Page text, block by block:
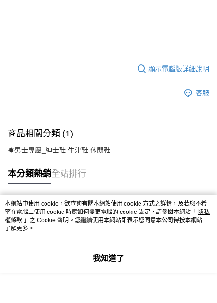
顯示電腦版詳細說明
客服
商品相關分類 (1)
☀︎男士專屬_紳士鞋 牛津鞋 休閒鞋
本分類熱銷全站排行
熱門標籤
本網站中使用 cookie，欲查詢有關本網站使用 cookie 方式之詳情，及若您不希
望在電腦上使用 cookie 時應如何變更電腦的 cookie 設定，請參閱本網站「 隱私
權條款 」之 Cookie 聲明。您繼續使用本網站即表示您同意本公司得按本網站使
用條款之 Cookie 聲明使用 cookie。
了解更多 >
我知道了